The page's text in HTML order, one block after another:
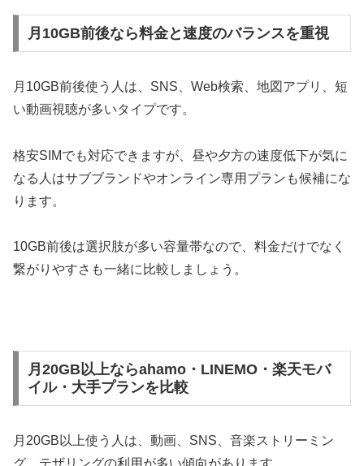
月10GB前後なら料金と速度のバランスを重視
月10GB前後使う人は、SNS、Web検索、地図アプリ、短
い動画視聴が多いタイプです。
格安SIMでも対応できますが、昼や夕方の速度低下が気に
なる人はサブブランドやオンライン専用プランも候補にな
ります。
10GB前後は選択肢が多い容量帯なので、料金だけでなく
繋がりやすさも一緒に比較しましょう。
月20GB以上ならahamo・LINEMO・楽天モバ
イル・大手プランを比較
月20GB以上使う人は、動画、SNS、音楽ストリーミン
グ、テザリングの利用が多い傾向があります。